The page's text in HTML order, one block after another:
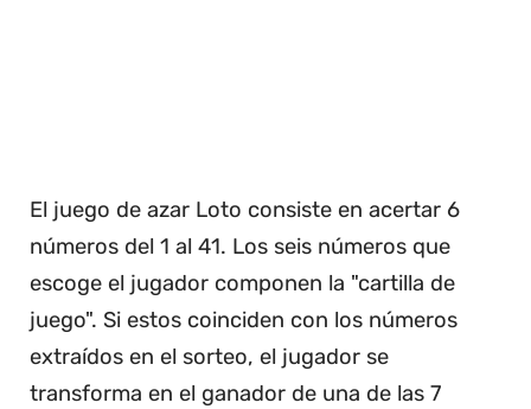
El juego de azar Loto consiste en acertar 6
números del 1 al 41. Los seis números que
escoge el jugador componen la "cartilla de
juego". Si estos coinciden con los números
extraídos en el sorteo, el jugador se
transforma en el ganador de una de las 7